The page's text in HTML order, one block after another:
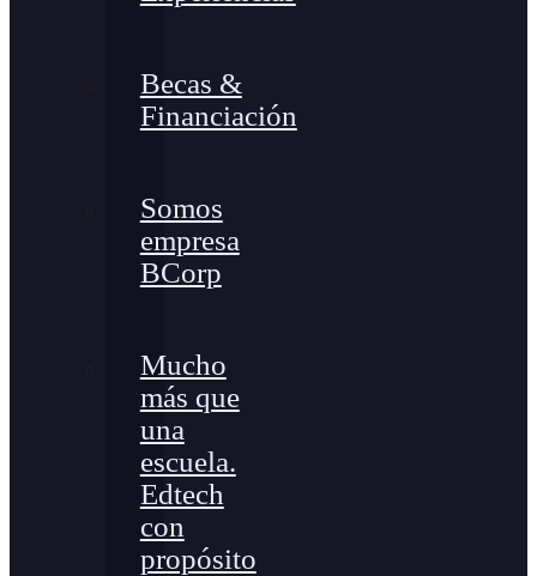
Becas &
Financiación
Somos
empresa
BCorp
Mucho
más que
una
escuela.
Edtech
con
propósito